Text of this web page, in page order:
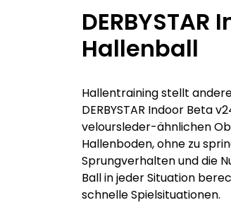
Hallenball
Hallentraining stellt
DERBYSTAR Indoor Beta
veloursleder-ähnlichen
Hallenboden, ohne zu
Sprungverhalten und die
Ball in jeder Situation
schnelle Spielsituationen.